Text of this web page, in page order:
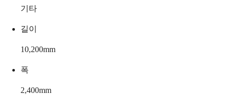
기타
길이
10,200mm
폭
2,400mm